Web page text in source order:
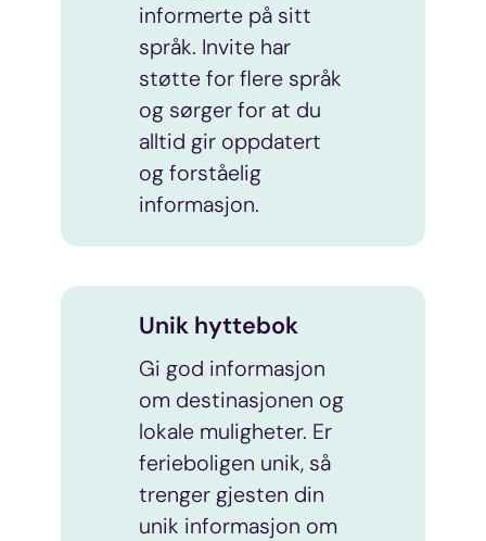
informerte på sitt
språk. Invite har
støtte for flere språk
og sørger for at du
alltid gir oppdatert
og forståelig
informasjon.
Unik hyttebok
Gi god informasjon
om destinasjonen og
lokale muligheter. Er
ferieboligen unik, så
trenger gjesten din
unik informasjon om